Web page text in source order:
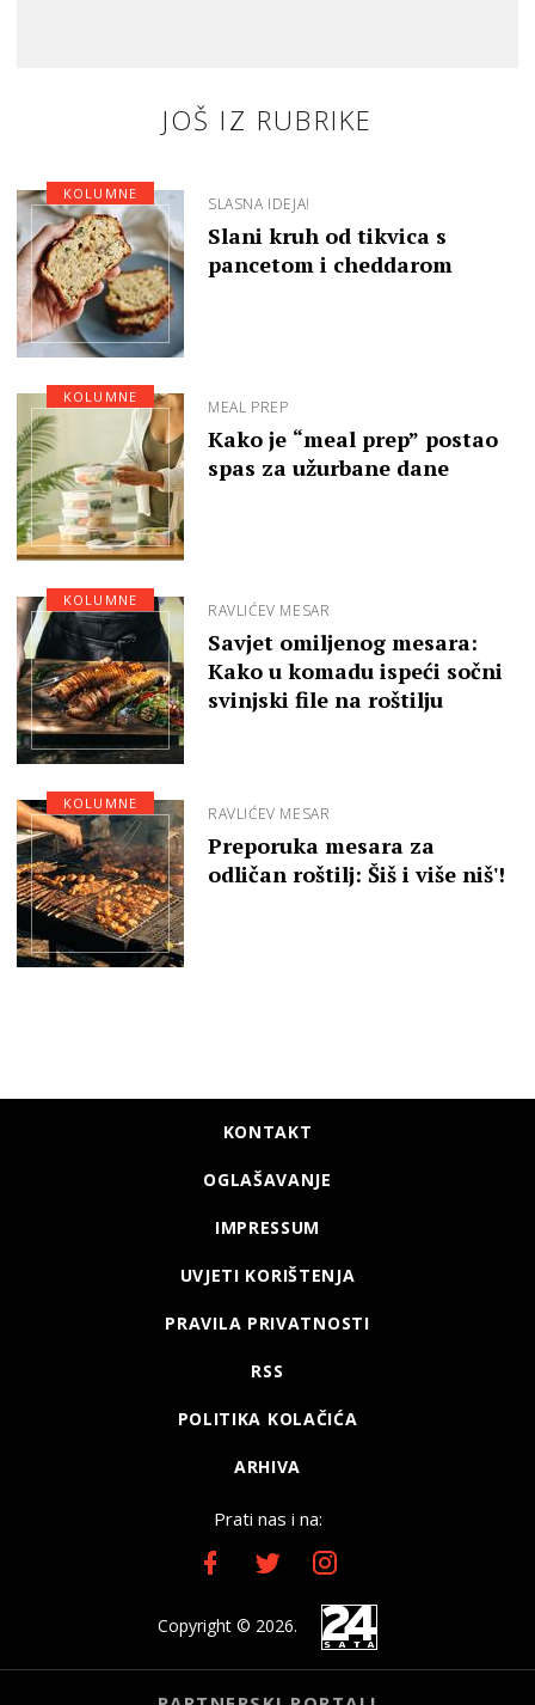
JOŠ IZ RUBRIKE
SLASNA IDEJA!
Slani kruh od tikvica s
pancetom i cheddarom
KOLUMNE
MEAL PREP
Kako je “meal prep” postao
spas za užurbane dane
KOLUMNE
RAVLIĆEV MESAR
Savjet omiljenog mesara:
Kako u komadu ispeći sočni
svinjski file na roštilju
KOLUMNE
RAVLIĆEV MESAR
Preporuka mesara za
odličan roštilj: Šiš i više niš'!
KOLUMNE
KONTAKT
OGLAŠAVANJE
IMPRESSUM
UVJETI KORIŠTENJA
PRAVILA PRIVATNOSTI
RSS
POLITIKA KOLAČIĆA
ARHIVA
Prati nas i na:
Copyright © 2026.